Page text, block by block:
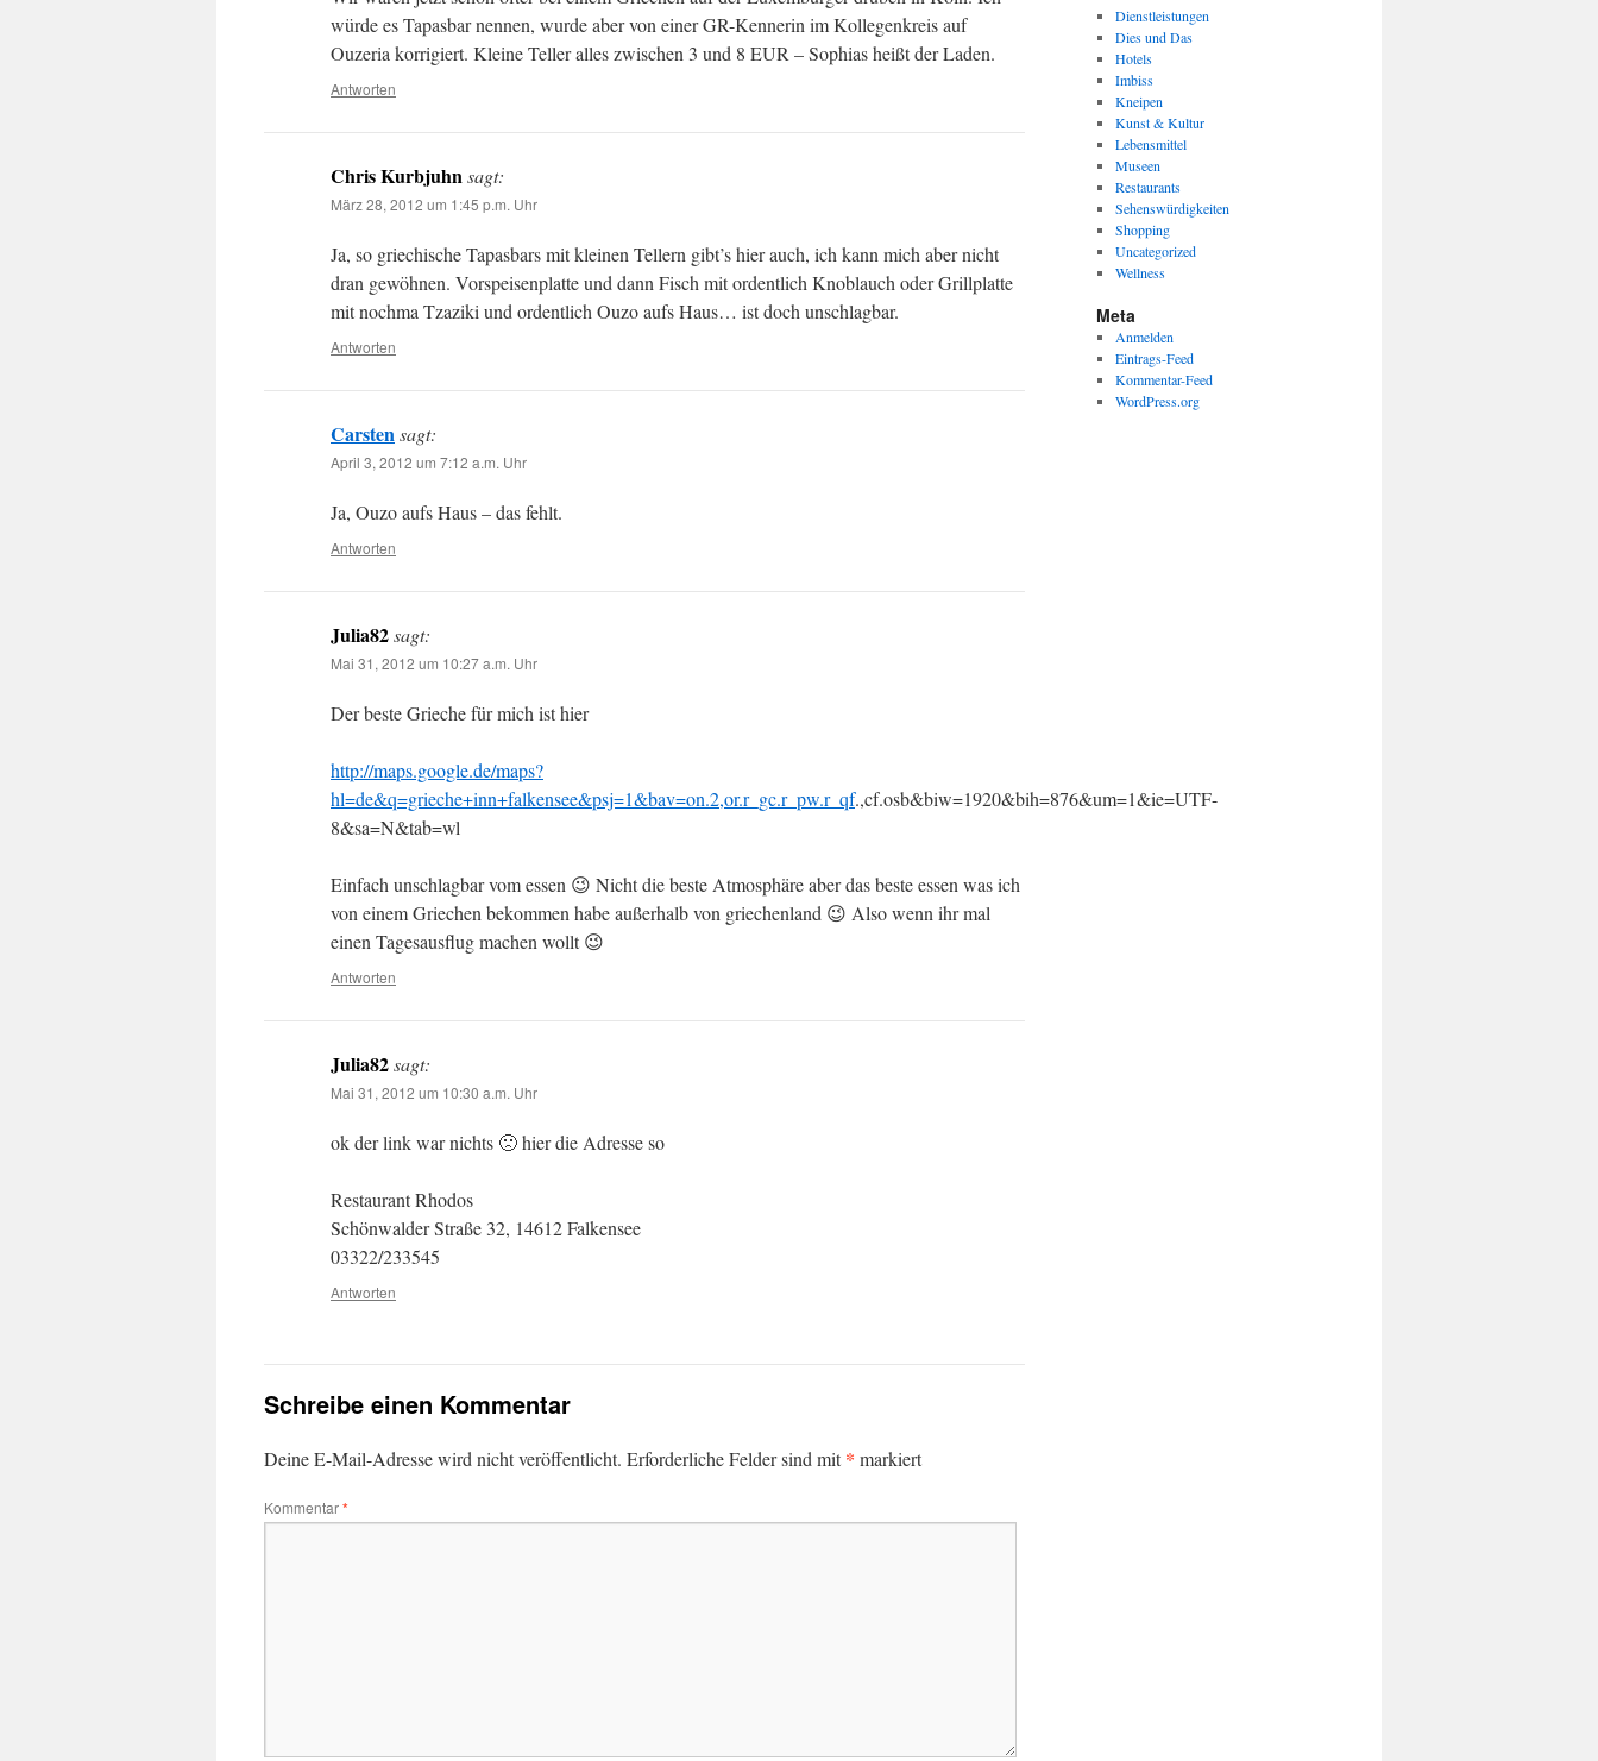
würde es Tapasbar nennen, wurde aber von einer GR-Kennerin im Kollegenkreis auf
Ouzeria korrigiert. Kleine Teller alles zwischen 3 und 8 EUR – Sophias heißt der Laden.
Antworten
Chris Kurbjuhnsagt:
März 28, 2012 um 1:45 p.m. Uhr
Ja, so griechische Tapasbars mit kleinen Tellern gibt’s hier auch, ich kann mich aber nicht
dran gewöhnen. Vorspeisenplatte und dann Fisch mit ordentlich Knoblauch oder Grillplatte
mit nochma Tzaziki und ordentlich Ouzo aufs Haus… ist doch unschlagbar.
Antworten
Carstensagt:
April 3, 2012 um 7:12 a.m. Uhr
Ja, Ouzo aufs Haus – das fehlt.
Antworten
Julia82sagt:
Mai 31, 2012 um 10:27 a.m. Uhr
Der beste Grieche für mich ist hier
http://maps.google.de/maps?
hl=de&q=grieche+inn+falkensee&psj=1&bav=on.2,or.r_gc.r_pw.r_qf.,cf.osb&biw=1920&bih=876&um=1&ie=UTF-
8&sa=N&tab=wl
Einfach unschlagbar vom essen 😉 Nicht die beste Atmosphäre aber das beste essen was ich
von einem Griechen bekommen habe außerhalb von griechenland 😉 Also wenn ihr mal
einen Tagesausflug machen wollt 😉
Antworten
Julia82sagt:
Mai 31, 2012 um 10:30 a.m. Uhr
ok der link war nichts 🙁 hier die Adresse so
Restaurant Rhodos
Schönwalder Straße 32, 14612 Falkensee
03322/233545
Antworten
Schreibe einen Kommentar
Deine E-Mail-Adresse wird nicht veröffentlicht. Erforderliche Felder sind mit* markiert
Kommentar*
Dienstleistungen
Dies und Das
Hotels
Imbiss
Kneipen
Kunst & Kultur
Lebensmittel
Museen
Restaurants
Sehenswürdigkeiten
Shopping
Uncategorized
Wellness
Meta
Anmelden
Eintrags-Feed
Kommentar-Feed
WordPress.org